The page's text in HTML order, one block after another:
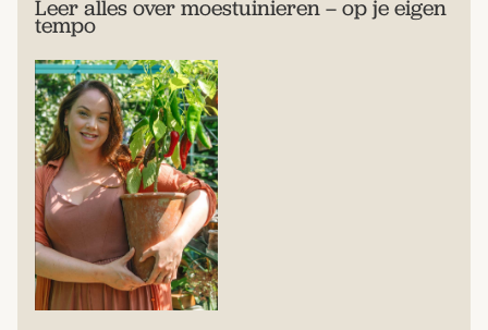
Leer alles over moestuinieren – op je eigen
tempo